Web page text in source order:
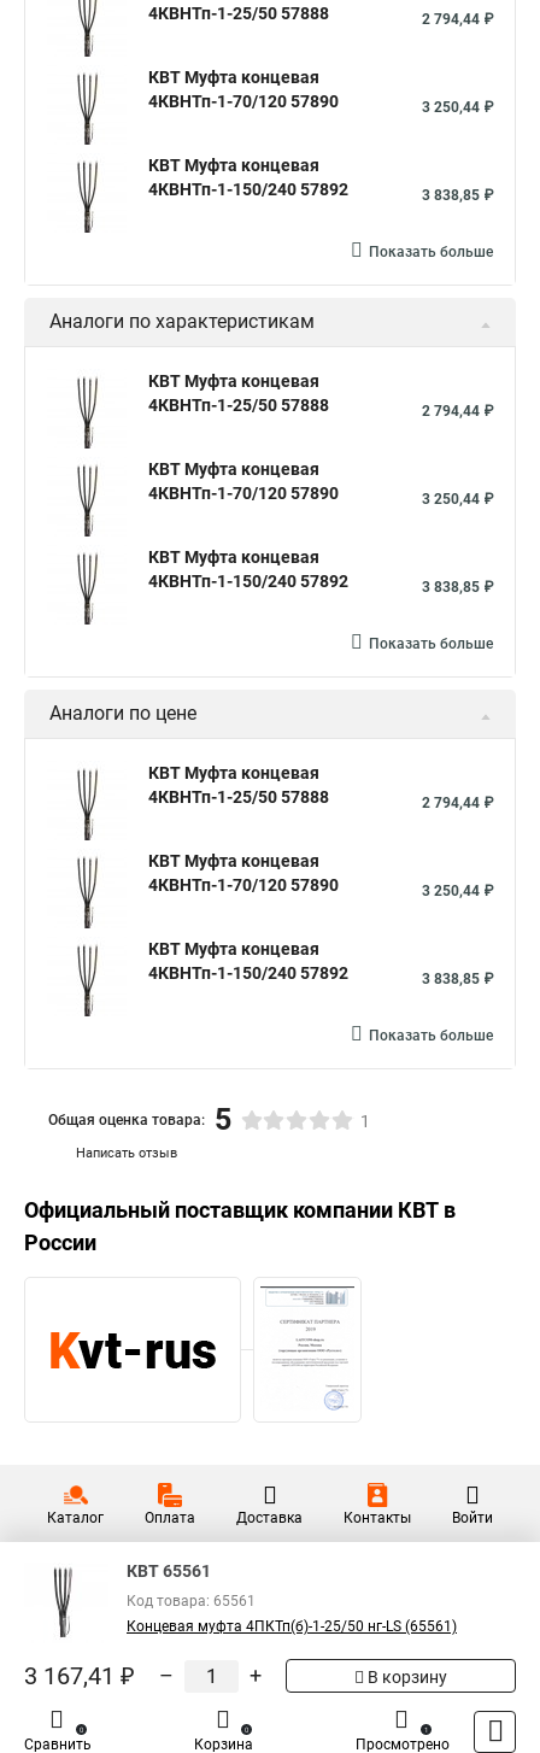
4КВНТп-1-25/50 57888
2 794,44 ₽
КВТ Муфта концевая
4КВНТп-1-70/120 57890
3 250,44 ₽
КВТ Муфта концевая
4КВНТп-1-150/240 57892
3 838,85 ₽
Показать больше
Аналоги по характеристикам
КВТ Муфта концевая
4КВНТп-1-25/50 57888
2 794,44 ₽
КВТ Муфта концевая
4КВНТп-1-70/120 57890
3 250,44 ₽
КВТ Муфта концевая
4КВНТп-1-150/240 57892
3 838,85 ₽
Показать больше
Аналоги по цене
КВТ Муфта концевая
4КВНТп-1-25/50 57888
2 794,44 ₽
КВТ Муфта концевая
4КВНТп-1-70/120 57890
3 250,44 ₽
КВТ Муфта концевая
4КВНТп-1-150/240 57892
3 838,85 ₽
Показать больше
Написать отзыв
Общая оценка товара: 5 1
Официальный поставщик компании КВТ в
России
Каталог Оплата Доставка Контакты Войти
КВТ 65561
Код товара: 65561
Концевая муфта 4ПКТп(б)-1-25/50 нг-LS (65561)
3 167,41 ₽ – + В корзину
Сравнить
0
Корзина
0
Просмотрено
1